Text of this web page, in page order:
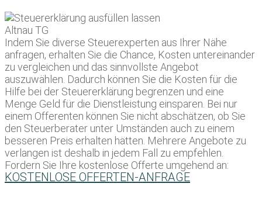
Indem Sie diverse Steuerexperten aus Ihrer Nähe
anfragen, erhalten Sie die Chance, Kosten untereinander
zu vergleichen und das sinnvollste Angebot
auszuwählen. Dadurch können Sie die Kosten für die
Hilfe bei der Steuererklärung begrenzen und eine
Menge Geld für die Dienstleistung einsparen. Bei nur
einem Offerenten können Sie nicht abschätzen, ob Sie
den Steuerberater unter Umständen auch zu einem
besseren Preis erhalten hätten. Mehrere Angebote zu
verlangen ist deshalb in jedem Fall zu empfehlen.
Fordern Sie Ihre kostenlose Offerte umgehend an:
KOSTENLOSE OFFERTEN-ANFRAGE